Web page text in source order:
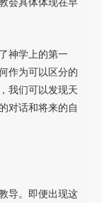
神学上的第一
作为可以区分的
我们可以发现天
对话和将来的自
导。即便出现这